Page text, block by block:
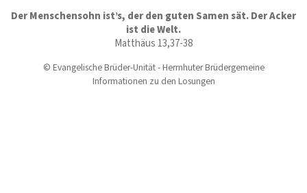
Der Menschensohn ist’s, der den guten Samen sät. Der Acker
ist die Welt.
Matthäus 13,37-38
© Evangelische Brüder-Unität - Herrnhuter Brüdergemeine
Informationen zu den Losungen